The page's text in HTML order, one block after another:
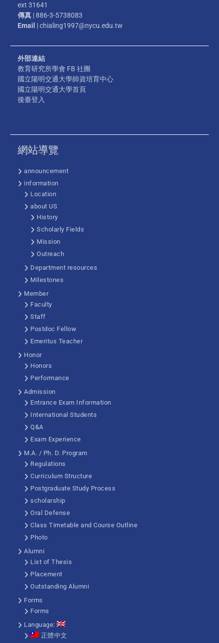
ext 31641
傳真 | 886-3-5738083
Email | chialing1997@nycu.edu.tw
外部連結
教育研究所學會 FB 社團
國立陽明交通大學師資培育中心
國立陽明交通大學首頁
後臺登入
網站導覽
announcement
information
Location
about US
History
Scholarly Fields
Mission
Outreach
Department resources
Milestones
Member
Faculty
Staff
Postdoc Fellow
Emeritus Teacher
Honor
Honors
Performance
Admission
Entrance Exam Information
International Students
Q&A
Exam Experience
M.A. / Ph. D. Program
Regulations
Curriculum Structure
Postgraduate Study Process
scholarship
Oral Defense
Class Timetable and Course Outline
Photo
Alumni
List of Thesis
Placement
Outstanding Alumni
Forms
Forms
Language:
正體中文